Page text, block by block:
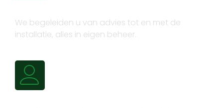
We begeleiden u van advies tot en met de
installatie, alles in eigen beheer.